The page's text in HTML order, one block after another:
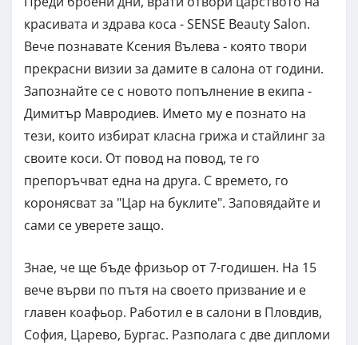
красивата и здрава коса - SENSE Beauty Salon.
Вече познавате Ксения Вълева - която твори
прекрасни визии за дамите в салона от години.
Запознайте се с новото попълнение в екипа -
Димитър Мавродиев. Името му е познато на
тези, които избират класна грижа и стайлинг за
своите коси. От повод на повод, те го
препоръчват една на друга. С времето, го
коронясват за "Цар на буклите". Заповядайте и
сами се уверете защо.
Знае, че ще бъде фризьор от 7-годишен. На 15
вече върви по пътя на своето призвание и е
главен коафьор. Работил е в салони в Пловдив,
София, Царево, Бургас. Разполага с две дипломи